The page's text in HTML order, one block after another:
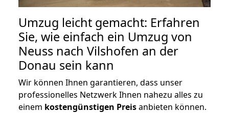
Umzug leicht gemacht: Erfahren
Sie, wie einfach ein Umzug von
Neuss nach Vilshofen an der
Donau sein kann
Wir können Ihnen garantieren, dass unser
professionelles Netzwerk Ihnen nahezu alles zu
einem kostengünstigen Preisanbieten können.